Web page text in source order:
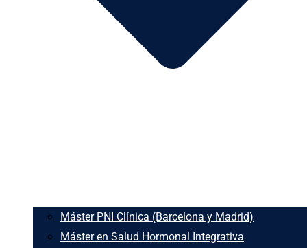
Máster PNI Clínica (Barcelona y Madrid)
Máster en Salud Hormonal Integrativa